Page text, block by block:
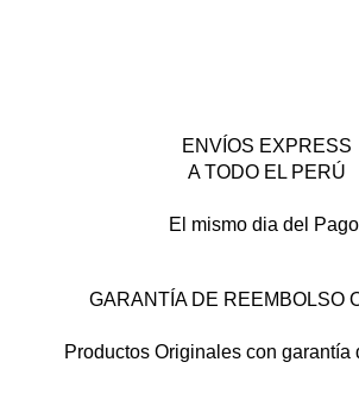
ENVÍOS EXPRESS
A TODO EL PERÚ
El mismo dia del
GARANTÍA DE REEMBOLSO
Productos Originales con garantía